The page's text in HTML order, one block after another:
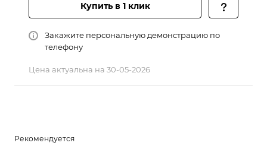
Купить в 1 клик
Закажите персональную демонстрацию по
телефону
Цена актуальна на 30-05-2026
Рекомендуется